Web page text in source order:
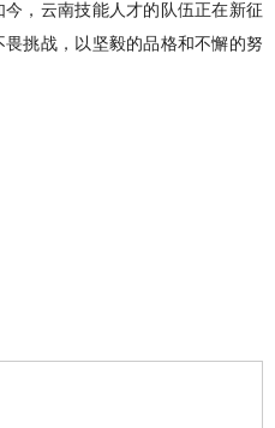
，云南技能人才的队伍正在新征
挑战，以坚毅的品格和不懈的努